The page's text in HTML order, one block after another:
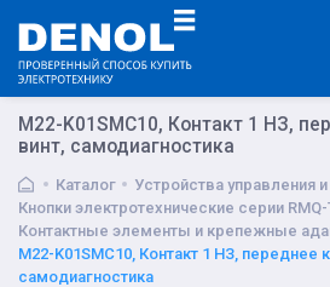
M22-K01SMC10, Контакт 1 НЗ,
винт, самодиагностика
Каталог
Устройства управления
Кнопки электротехнические серии
Контактные элементы и крепежные
M22-K01SMC10, Контакт 1 НЗ, переднее
самодиагностика